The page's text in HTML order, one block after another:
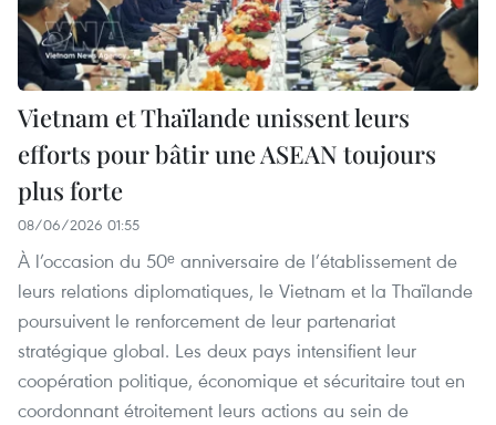
Vietnam et Thaïlande unissent leurs
efforts pour bâtir une ASEAN toujours
plus forte
08/06/2026 01:55
À l’occasion du 50ᵉ anniversaire de l’établissement de
leurs relations diplomatiques, le Vietnam et la Thaïlande
poursuivent le renforcement de leur partenariat
stratégique global. Les deux pays intensifient leur
coopération politique, économique et sécuritaire tout en
coordonnant étroitement leurs actions au sein de